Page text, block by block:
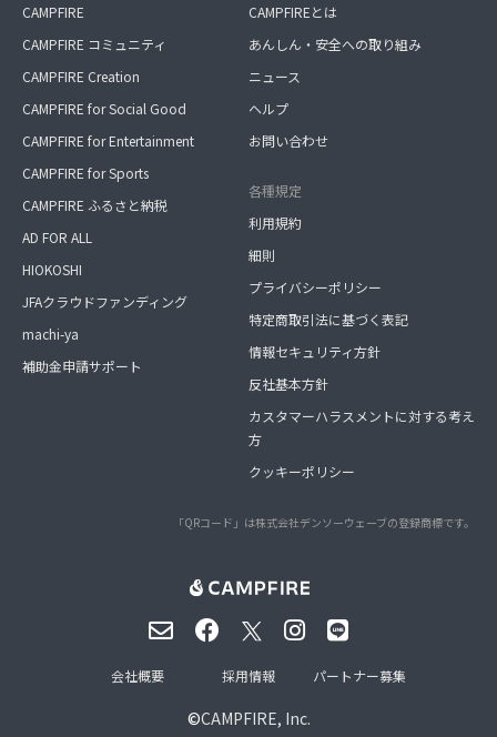
CAMPFIRE
CAMPFIRE コミュニティ
CAMPFIRE Creation
CAMPFIRE for Social Good
CAMPFIRE for Entertainment
CAMPFIRE for Sports
CAMPFIRE ふるさと納税
AD FOR ALL
HIOKOSHI
JFAクラウドファンディング
machi-ya
補助金申請サポート
CAMPFIREとは
あんしん・安全への取り組み
ニュース
ヘルプ
お問い合わせ
各種規定
利用規約
細則
プライバシーポリシー
特定商取引法に基づく表記
情報セキュリティ方針
反社基本方針
カスタマーハラスメントに対する考え
方
クッキーポリシー
「QRコード」は株式会社デンソーウェーブの登録商標です。
©CAMPFIRE, Inc.
会社概要 採用情報 パートナー募集